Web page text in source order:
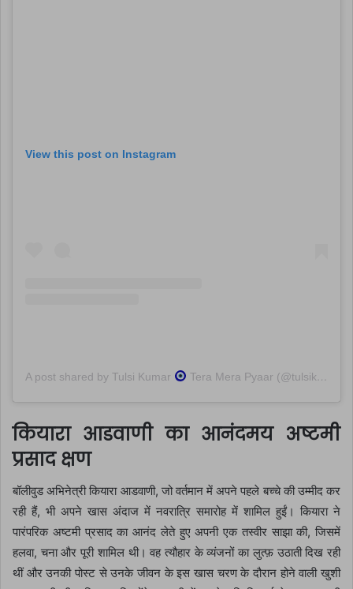
View this post on Instagram
A post shared by Tulsi Kumar Tera Mera Pyaar (@tulsikumar15)
कियारा आडवाणी का आनंदमय अष्टमी
प्रसाद क्षण
बॉलीवुड अभिनेत्री कियारा आडवाणी, जो वर्तमान में अपने पहले बच्चे की उम्मीद कर
रही हैं, भी अपने खास अंदाज में नवरात्रि समारोह में शामिल हुईं। कियारा ने
पारंपरिक अष्टमी प्रसाद का आनंद लेते हुए अपनी एक तस्वीर साझा की, जिसमें
हलवा, चना और पूरी शामिल थी। वह त्यौहार के व्यंजनों का लुत्फ़ उठाती दिख रही
थीं और उनकी पोस्ट से उनके जीवन के इस खास चरण के दौरान होने वाली खुशी